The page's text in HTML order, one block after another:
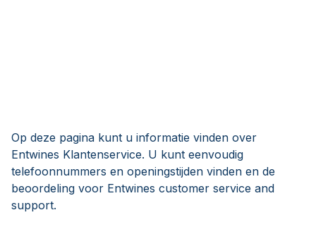
Op deze pagina kunt u informatie vinden over
Entwines Klantenservice. U kunt eenvoudig
telefoonnummers en openingstijden vinden en de
beoordeling voor Entwines customer service and
support.